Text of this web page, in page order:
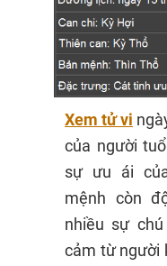
Xem tử vi
của người
sự ưu ái
mệnh còn
nhiều sự
cảm từ người